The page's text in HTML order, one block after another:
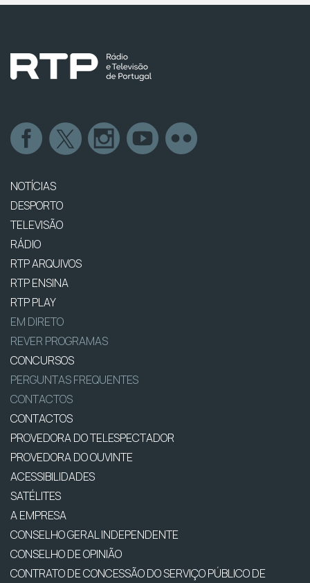
NOTÍCIAS
DESPORTO
TELEVISÃO
RÁDIO
RTP ARQUIVOS
RTP ENSINA
RTP PLAY
EM DIRETO
REVER PROGRAMAS
CONCURSOS
PERGUNTAS FREQUENTES
CONTACTOS
CONTACTOS
PROVEDORA DO TELESPECTADOR
PROVEDORA DO OUVINTE
ACESSIBILIDADES
SATÉLITES
A EMPRESA
CONSELHO GERAL INDEPENDENTE
CONSELHO DE OPINIÃO
CONTRATO DE CONCESSÃO DO SERVIÇO PÚBLICO DE